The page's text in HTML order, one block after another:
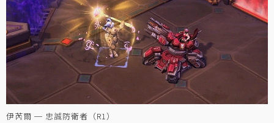
伊芮爾 ─ 忠誠防衛者（R1）